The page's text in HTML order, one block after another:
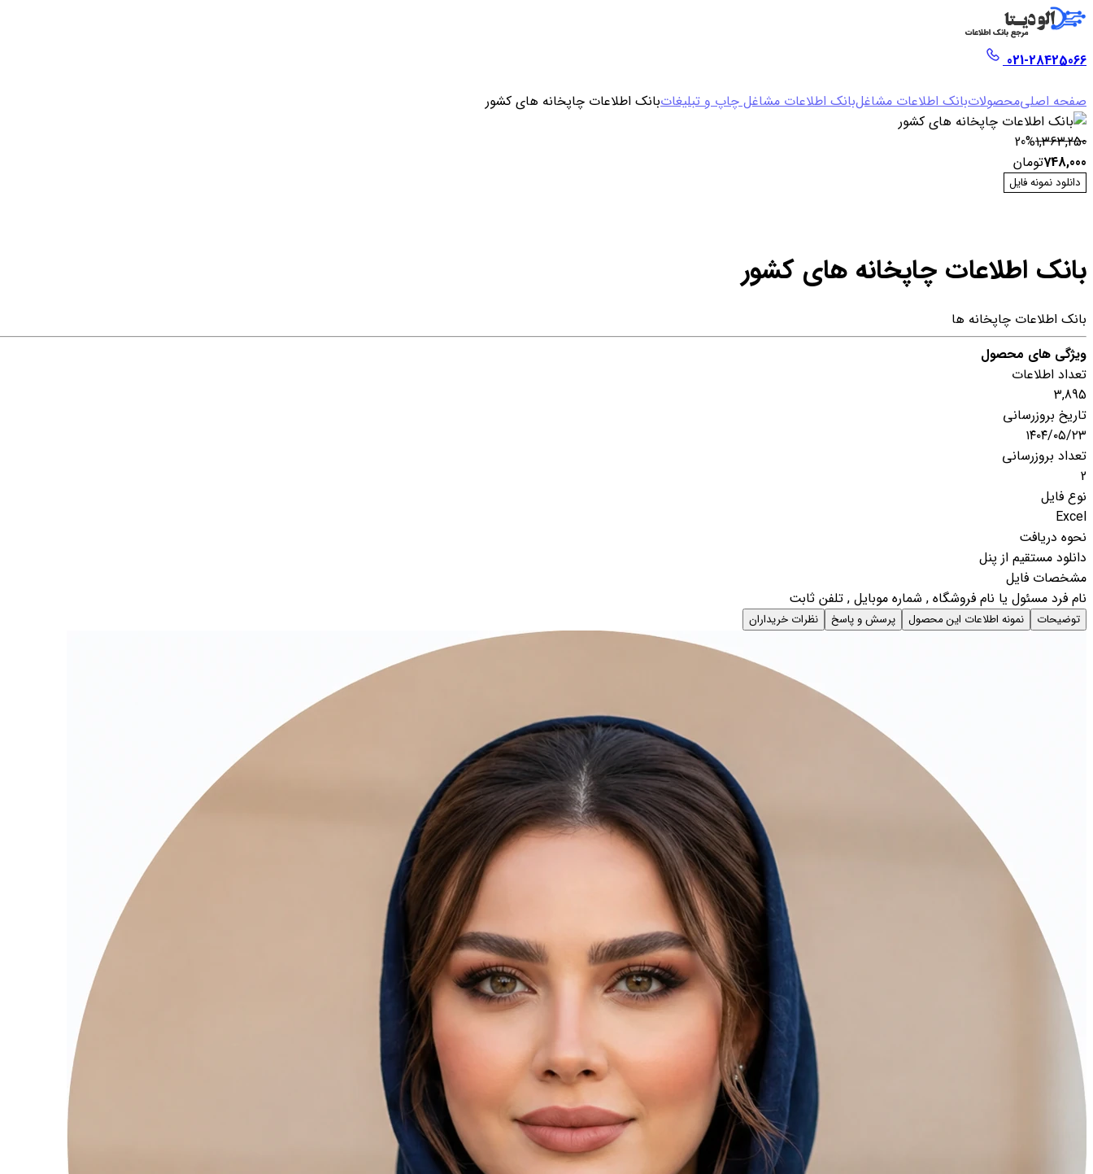
021-28425066
صفحه اصلیمحصولاتبانک اطلاعات مشاغلبانک اطلاعات مشاغل چاپ و تبلیغاتبانک اطلاعات چاپخانه های کشور
20%1,363,250
748,000تومان
دانلود نمونه فایل
بانک اطلاعات چاپخانه های کشور
بانک اطلاعات چاپخانه ها
ویژگی های محصول
تعداد اطلاعات
3,895
تاریخ بروزرسانی
۱۴۰۴/۰۵/۲۳
تعداد بروزرسانی
2
نوع فایل
Excel
نحوه دریافت
دانلود مستقیم از پنل
مشخصات فایل
نام فرد مسئول یا نام فروشگاه , شماره موبایل , تلفن ثابت
توضیحات نمونه اطلاعات این محصول پرسش و پاسخ نظرات خریداران